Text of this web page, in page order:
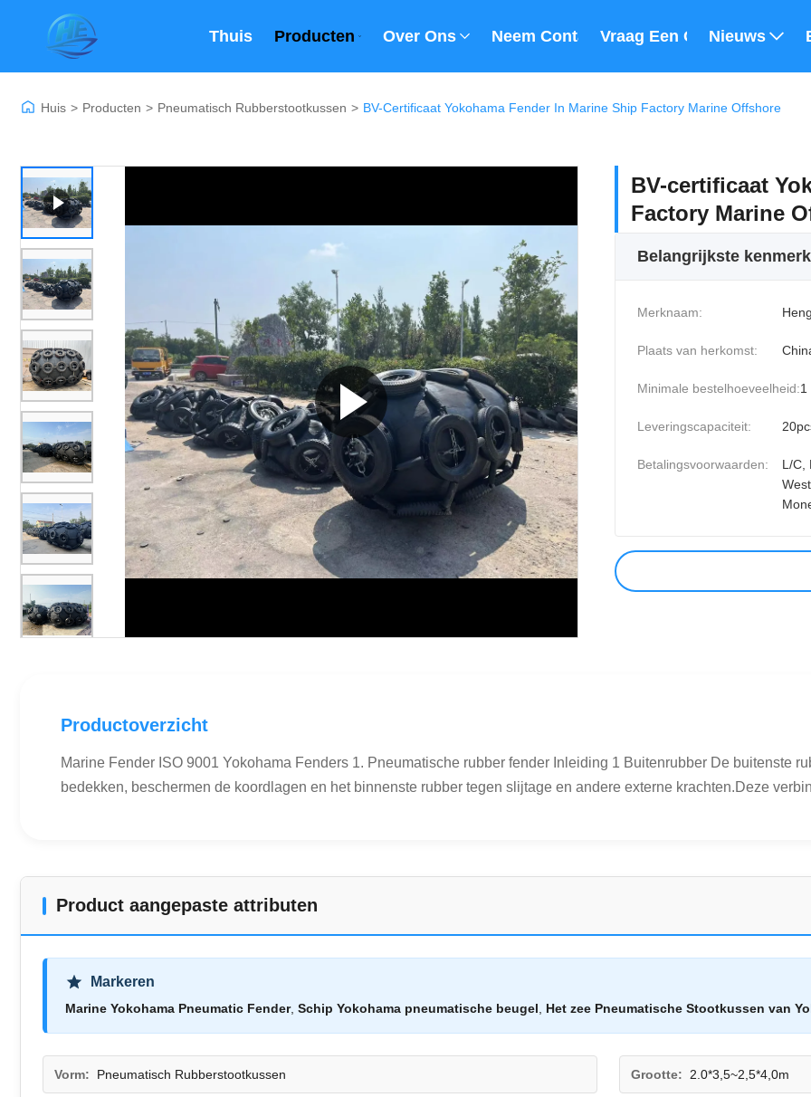
Thuis Producten Over Ons Neem Contact Met Ons Op
Vraag Een OfferteNieuws
Huis > Producten > Pneumatisch Rubberstootkussen > BV-Certificaat Yokohama Fender In Marine Ship Factory Marine Offshore
BV-certificaat
Factory Marine
Belangrijkste
Merknaam:
Plaats van herkomst:
Minimale bestelhoeveelheid:1
Leveringscapaciteit:
Betalingsvoorwaarden:
L/C,
Productoverzicht
Marine Fender ISO 9001 Yokohama Fenders 1. Pneumatische rubber fender Inleiding 1 Buitenrubber De buitenste
bedekken, beschermen de koordlagen en het binnenste rubber tegen slijtage en andere externe krachten.Deze
Product aangepaste attributen
Markeren
Marine Yokohama Pneumatic Fender, Schip Yokohama pneumatische beugel Het zee Pneumatische Stootkussen van
Vorm: Pneumatisch Rubberstootkussen Grootte: 2.0*3,5~2,5*4,0m